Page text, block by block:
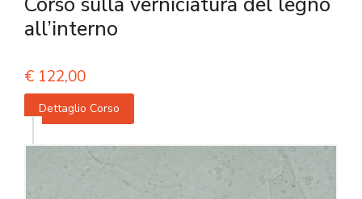
all’interno
€ 122,00
Dettaglio Corso